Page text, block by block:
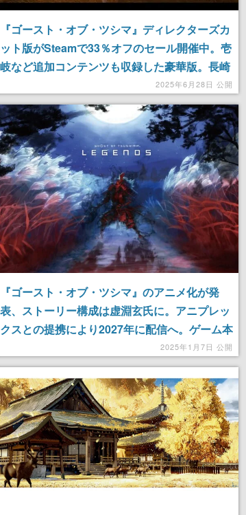
『ゴースト・オブ・ツシマ』ディレクターズカ
ット版がSteamで33％オフのセール開催中。壱
岐など追加コンテンツも収録した豪華版。長崎
の離島「対馬」の史実を基に、迫真の復讐劇が
描かれる
2025年6月28日 公開
『ゴースト・オブ・ツシマ』のアニメ化が発
表、ストーリー構成は虚淵玄氏に。アニプレッ
クスとの提携により2027年に配信へ。ゲーム本
編ではマルチプレイモードだった『Ghost of
Tsushima: Legends』をベースに、語られな
かった侍の物語が描かれる
2025年1月7日 公開